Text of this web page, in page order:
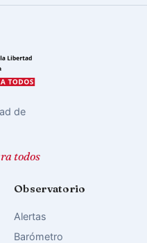
de
todos
Observatorio
Alertas
Barómetro